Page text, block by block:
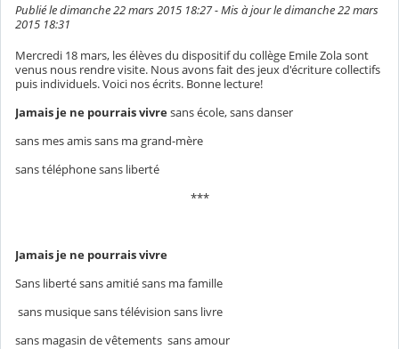
Publié le dimanche 22 mars 2015 18:27 - Mis à jour le dimanche 22 mars
2015 18:31
Mercredi 18 mars, les élèves du dispositif du collège Emile Zola sont
venus nous rendre visite. Nous avons fait des jeux d'écriture collectifs
puis individuels. Voici nos écrits. Bonne lecture!
Jamais je ne pourraisvivresans école, sans danser
sans mes amis sans ma grand-mère
sans téléphone sans liberté
***
Jamais je ne pourraisvivre
Sans liberté sans amitié sans ma famille
sans musique sans télévision sans livre
sans magasin de vêtements sans amour